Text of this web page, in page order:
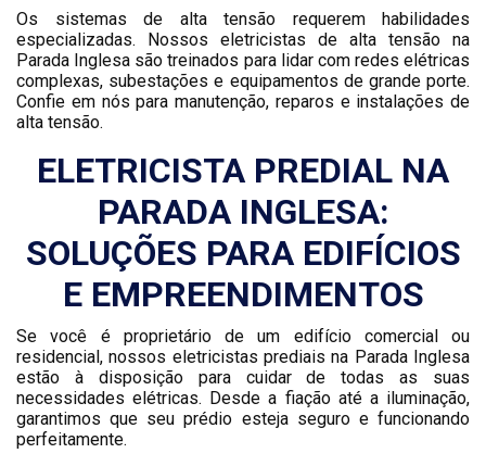
Os sistemas de alta tensão requerem habilidades
especializadas. Nossos eletricistas de alta tensão na
Parada Inglesa são treinados para lidar com redes elétricas
complexas, subestações e equipamentos de grande porte.
Confie em nós para manutenção, reparos e instalações de
alta tensão.
ELETRICISTA PREDIAL NA
PARADA INGLESA:
SOLUÇÕES PARA EDIFÍCIOS
E EMPREENDIMENTOS
Se você é proprietário de um edifício comercial ou
residencial, nossos eletricistas prediais na Parada Inglesa
estão à disposição para cuidar de todas as suas
necessidades elétricas. Desde a fiação até a iluminação,
garantimos que seu prédio esteja seguro e funcionando
perfeitamente.